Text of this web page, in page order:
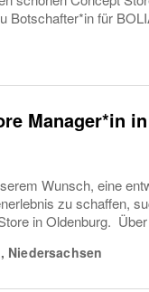
Botschafter*in für
Manager*in
Wunsch, eine
zu schaffen,
in Oldenburg.
, Niedersachsen